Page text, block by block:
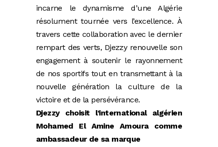
incarne le dynamisme d’une Algérie
résolument tournée vers l’excellence. À
travers cette collaboration avec le dernier
rempart des verts, Djezzy renouvelle son
engagement à soutenir le rayonnement
de nos sportifs tout en transmettant à la
nouvelle génération la culture de la
victoire et de la persévérance.
Djezzy choisit l’international algérien
Mohamed El Amine Amoura comme
ambassadeur de sa marque